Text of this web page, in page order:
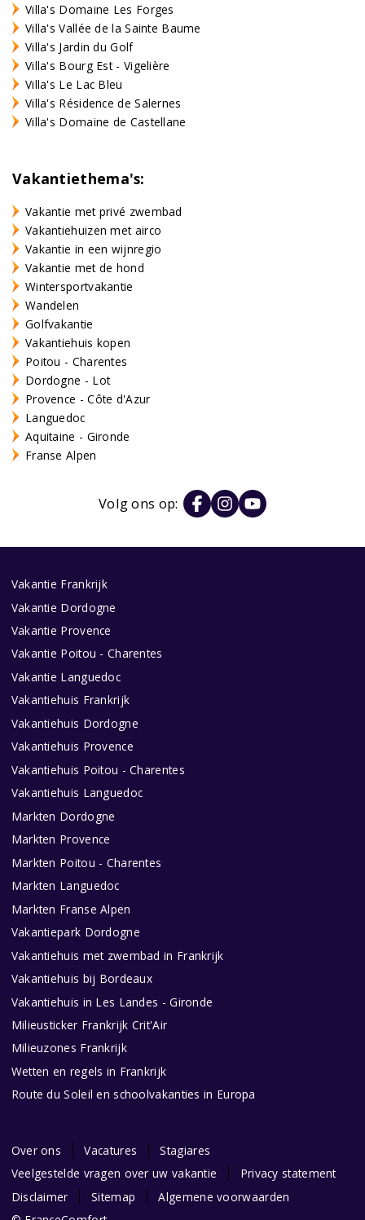
Villa's Domaine Les Forges
Villa's Vallée de la Sainte Baume
Villa's Jardin du Golf
Villa's Bourg Est - Vigelière
Villa's Le Lac Bleu
Villa's Résidence de Salernes
Villa's Domaine de Castellane
Vakantiethema's:
Vakantie met privé zwembad
Vakantiehuizen met airco
Vakantie in een wijnregio
Vakantie met de hond
Wintersportvakantie
Wandelen
Golfvakantie
Vakantiehuis kopen
Poitou - Charentes
Dordogne - Lot
Provence - Côte d'Azur
Languedoc
Aquitaine - Gironde
Franse Alpen
Volg ons op:
Vakantie Frankrijk
Vakantie Dordogne
Vakantie Provence
Vakantie Poitou - Charentes
Vakantie Languedoc
Vakantiehuis Frankrijk
Vakantiehuis Dordogne
Vakantiehuis Provence
Vakantiehuis Poitou - Charentes
Vakantiehuis Languedoc
Markten Dordogne
Markten Provence
Markten Poitou - Charentes
Markten Languedoc
Markten Franse Alpen
Vakantiepark Dordogne
Vakantiehuis met zwembad in Frankrijk
Vakantiehuis bij Bordeaux
Vakantiehuis in Les Landes - Gironde
Milieusticker Frankrijk Crit'Air
Milieuzones Frankrijk
Wetten en regels in Frankrijk
Route du Soleil en schoolvakanties in Europa
Over ons Vacatures
Stagiares
Veelgestelde vragen over uw vakantie
Privacy statement
Disclaimer
Sitemap
Algemene voorwaarden